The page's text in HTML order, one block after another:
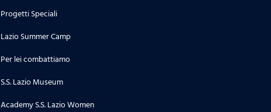
Progetti Speciali
Lazio Summer Camp
Per lei combattiamo
S.S. Lazio Museum
Academy S.S. Lazio Women